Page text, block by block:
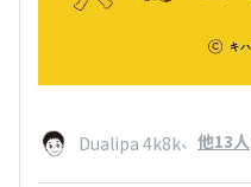
Dualipa 4k8k、 他13人